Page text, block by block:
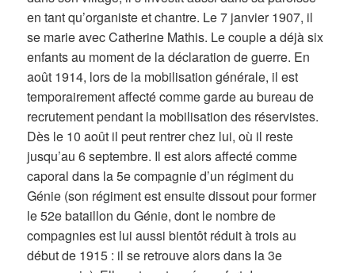
en tant qu’organiste et chantre. Le 7 janvier 1907, il
se marie avec Catherine Mathis. Le couple a déjà six
enfants au moment de la déclaration de guerre. En
août 1914, lors de la mobilisation générale, il est
temporairement affecté comme garde au bureau de
recrutement pendant la mobilisation des réservistes.
Dès le 10 août il peut rentrer chez lui, où il reste
jusqu’au 6 septembre. Il est alors affecté comme
caporal dans la 5e compagnie d’un régiment du
Génie (son régiment est ensuite dissout pour former
le 52e bataillon du Génie, dont le nombre de
compagnies est lui aussi bientôt réduit à trois au
début de 1915 : il se retrouve alors dans la 3e